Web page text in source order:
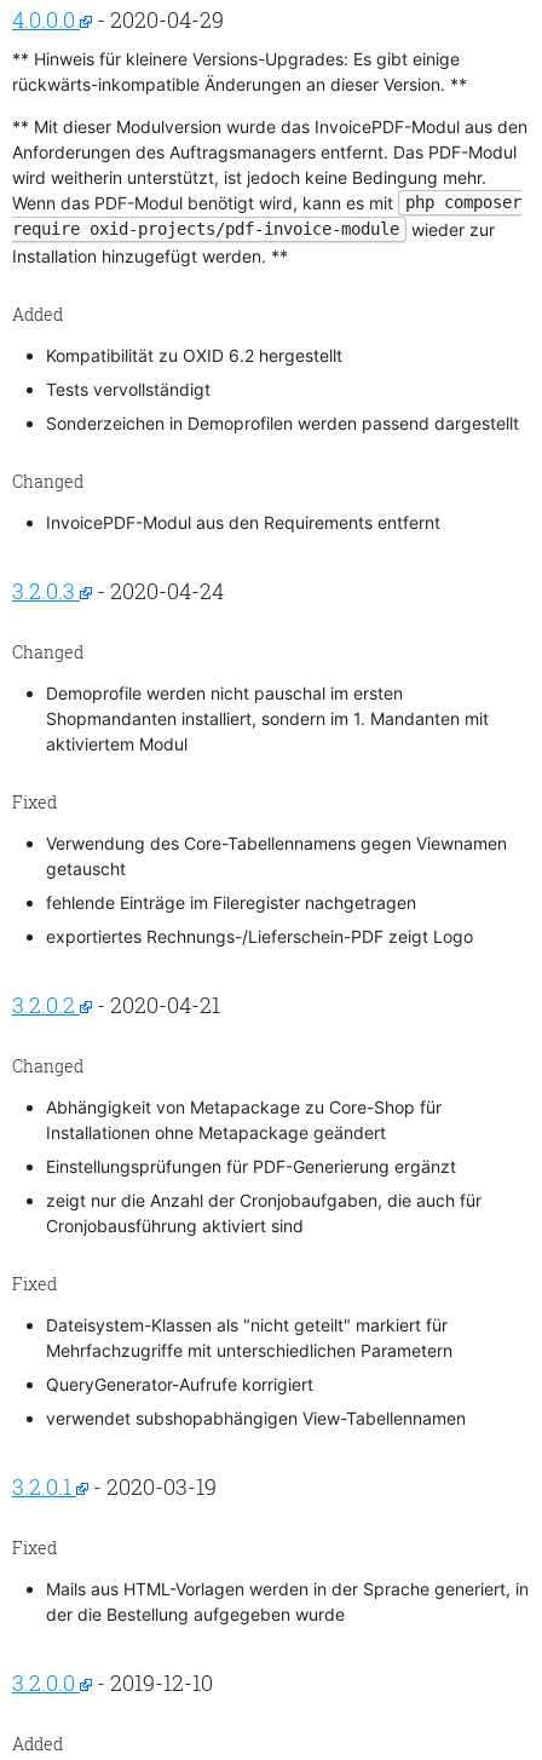
4.0.0.0 - 2020-04-29
** Hinweis für kleinere Versions-Upgrades: Es gibt einige
rückwärts-inkompatible Änderungen an dieser Version. **
** Mit dieser Modulversion wurde das InvoicePDF-Modul aus den
Anforderungen des Auftragsmanagers entfernt. Das PDF-Modul
wird weitherin unterstützt, ist jedoch keine Bedingung mehr.
Wenn das PDF-Modul benötigt wird, kann es mit
php composer
require oxid-projects/pdf-invoice-module
wieder zur
Installation hinzugefügt werden. **
Added
Kompatibilität zu OXID 6.2 hergestellt
Tests vervollständigt
Sonderzeichen in Demoprofilen werden passend dargestellt
Changed
InvoicePDF-Modul aus den Requirements entfernt
3.2.0.3 - 2020-04-24
Changed
Demoprofile werden nicht pauschal im ersten
Shopmandanten installiert, sondern im 1. Mandanten mit
aktiviertem Modul
Fixed
Verwendung des Core-Tabellennamens gegen Viewnamen
getauscht
fehlende Einträge im Fileregister nachgetragen
exportiertes Rechnungs-/Lieferschein-PDF zeigt Logo
3.2.0.2 - 2020-04-21
Changed
Abhängigkeit von Metapackage zu Core-Shop für
Installationen ohne Metapackage geändert
Einstellungsprüfungen für PDF-Generierung ergänzt
zeigt nur die Anzahl der Cronjobaufgaben, die auch für
Cronjobausführung aktiviert sind
Fixed
Dateisystem-Klassen als "nicht geteilt" markiert für
Mehrfachzugriffe mit unterschiedlichen Parametern
QueryGenerator-Aufrufe korrigiert
verwendet subshopabhängigen View-Tabellennamen
3.2.0.1 - 2020-03-19
Fixed
Mails aus HTML-Vorlagen werden in der Sprache generiert, in
der die Bestellung aufgegeben wurde
3.2.0.0 - 2019-12-10
Added